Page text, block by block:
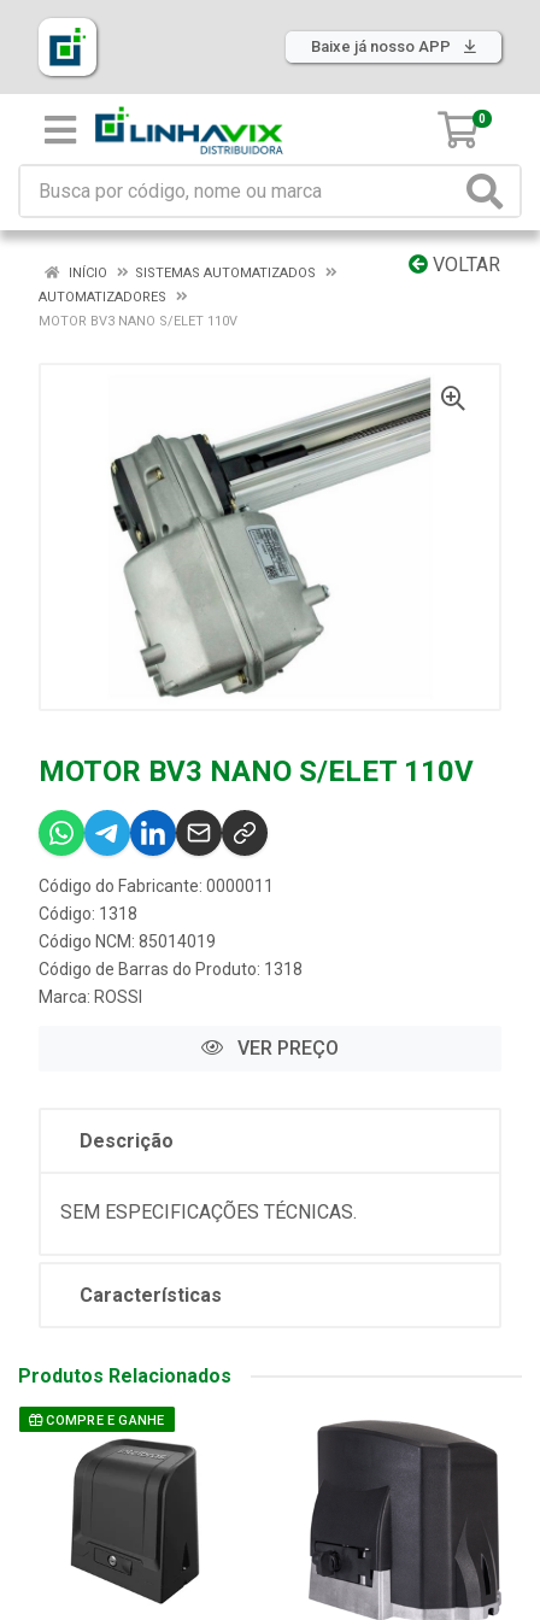
Baixe já nosso APP
0
VOLTAR
INÍCIO
SISTEMAS AUTOMATIZADOS
AUTOMATIZADORES
MOTOR BV3 NANO S/ELET 110V
MOTOR BV3 NANO S/ELET 110V
Código do Fabricante: 0000011
Código: 1318
Código NCM: 85014019
Código de Barras do Produto: 1318
Marca: ROSSI
VER PREÇO
Descrição
SEM ESPECIFICAÇÕES TÉCNICAS.
Características
Produtos Relacionados
COMPRE E GANHE